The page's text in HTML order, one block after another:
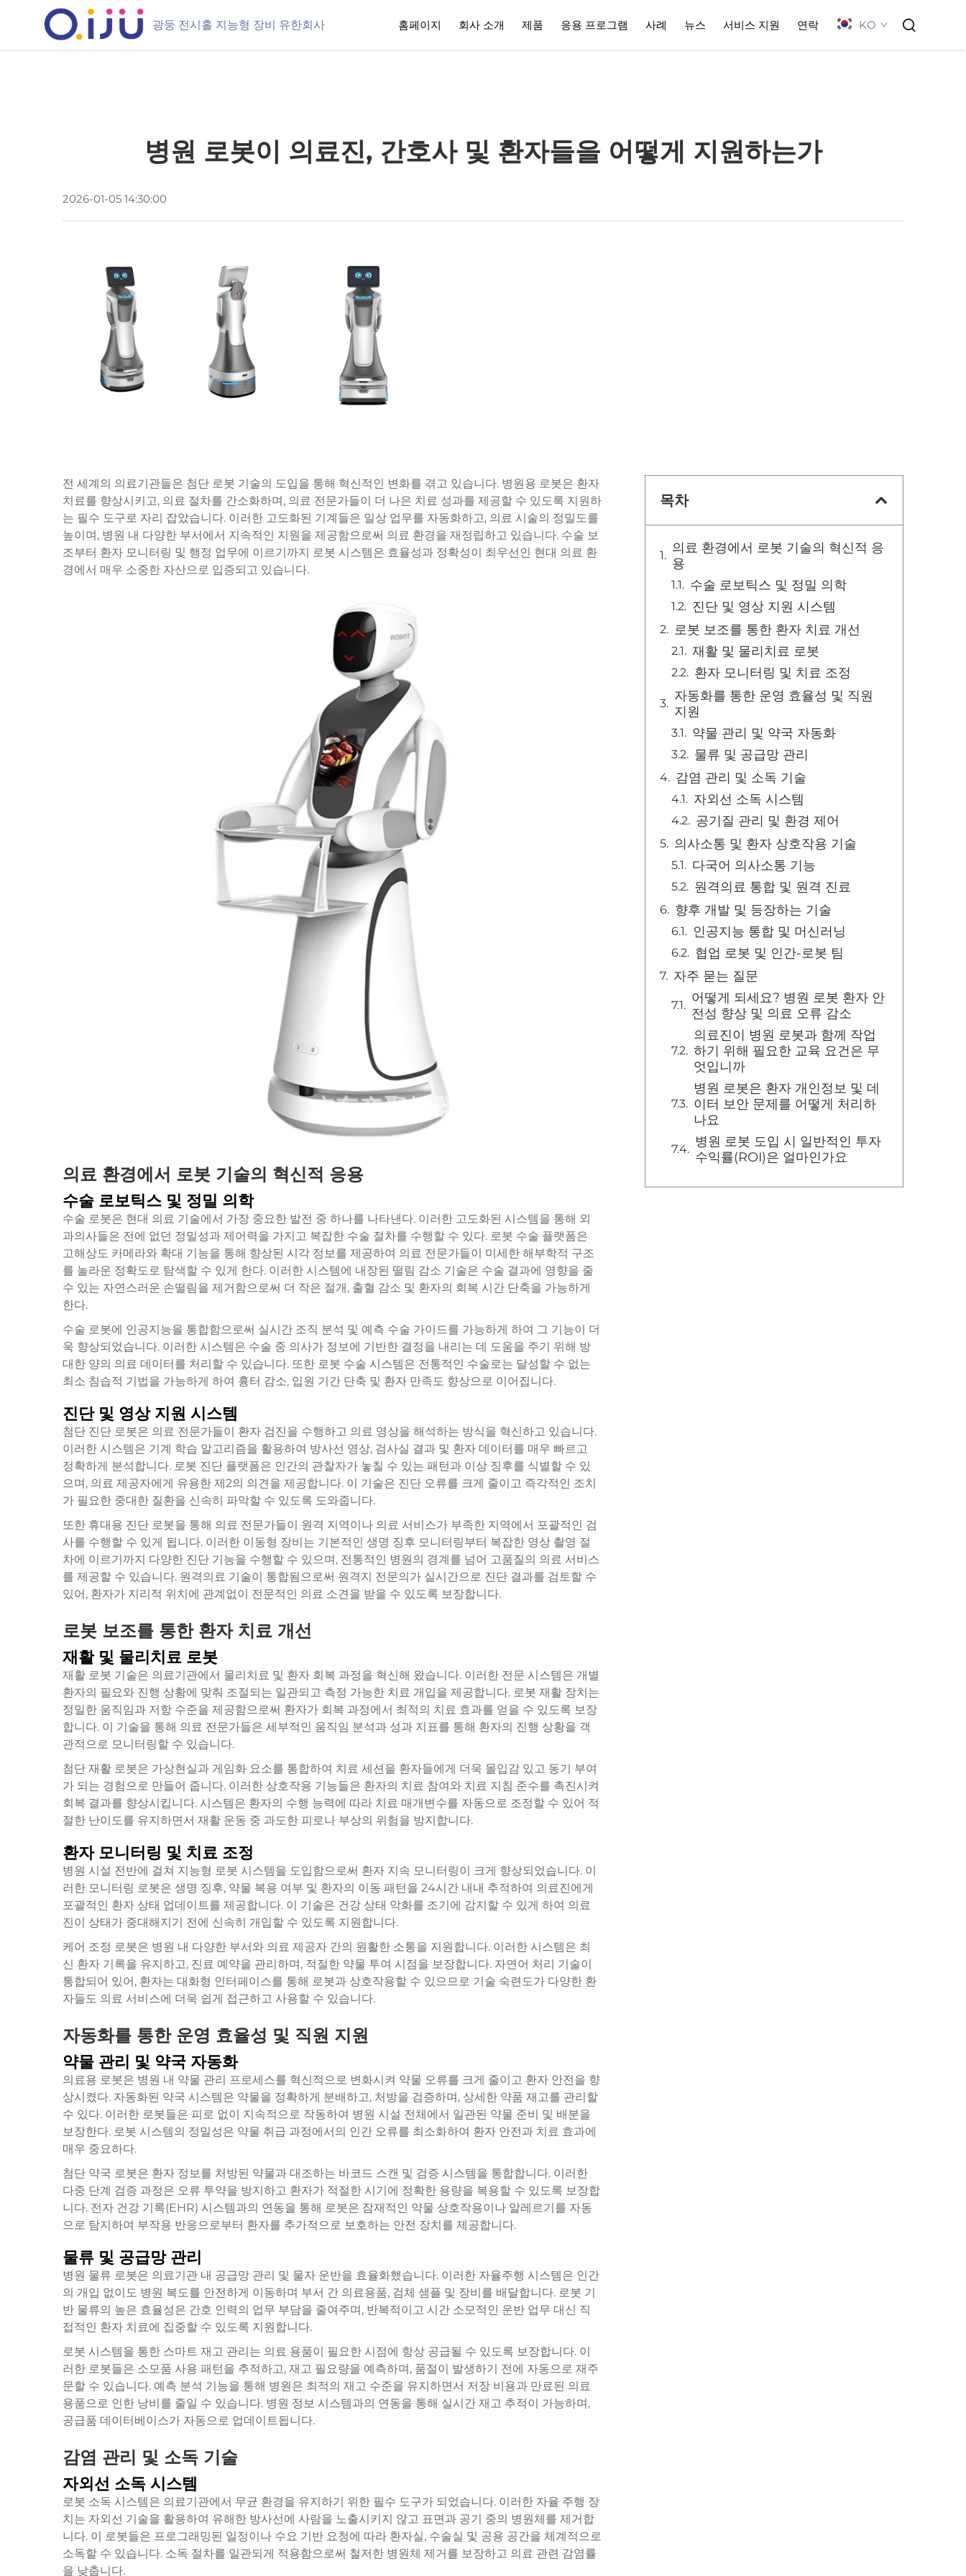
광둥 전시홀 지능형 장비 유한회사 홈페이지 회사 소개 제품 응용 프로그램 사례 뉴스 서비스 지원 연락 KO
병원 로봇이 의료진, 간호사 및 환자들을 어떻게 지원하는가
2026-01-05 14:30:00
전 세계의 의료기관들은 첨단 로봇 기술의 도입을 통해 혁신적인 변화를 겪고 있습니다. 병원용 로봇은 환자
치료를 향상시키고, 의료 절차를 간소화하며, 의료 전문가들이 더 나은 치료 성과를 제공할 수 있도록 지원하
는 필수 도구로 자리 잡았습니다. 이러한 고도화된 기계들은 일상 업무를 자동화하고, 의료 시술의 정밀도를
높이며, 병원 내 다양한 부서에서 지속적인 지원을 제공함으로써 의료 환경을 재정립하고 있습니다. 수술 보
조부터 환자 모니터링 및 행정 업무에 이르기까지 로봇 시스템은 효율성과 정확성이 최우선인 현대 의료 환
경에서 매우 소중한 자산으로 입증되고 있습니다.
의료 환경에서 로봇 기술의 혁신적 응용
수술 로보틱스 및 정밀 의학
수술 로봇은 현대 의료 기술에서 가장 중요한 발전 중 하나를 나타낸다. 이러한 고도화된 시스템을 통해 외
과의사들은 전에 없던 정밀성과 제어력을 가지고 복잡한 수술 절차를 수행할 수 있다. 로봇 수술 플랫폼은
고해상도 카메라와 확대 기능을 통해 향상된 시각 정보를 제공하여 의료 전문가들이 미세한 해부학적 구조
를 놀라운 정확도로 탐색할 수 있게 한다. 이러한 시스템에 내장된 떨림 감소 기술은 수술 결과에 영향을 줄
수 있는 자연스러운 손떨림을 제거함으로써 더 작은 절개, 출혈 감소 및 환자의 회복 시간 단축을 가능하게
한다.
수술 로봇에 인공지능을 통합함으로써 실시간 조직 분석 및 예측 수술 가이드를 가능하게 하여 그 기능이 더
욱 향상되었습니다. 이러한 시스템은 수술 중 의사가 정보에 기반한 결정을 내리는 데 도움을 주기 위해 방
대한 양의 의료 데이터를 처리할 수 있습니다. 또한 로봇 수술 시스템은 전통적인 수술로는 달성할 수 없는
최소 침습적 기법을 가능하게 하여 흉터 감소, 입원 기간 단축 및 환자 만족도 향상으로 이어집니다.
진단 및 영상 지원 시스템
첨단 진단 로봇은 의료 전문가들이 환자 검진을 수행하고 의료 영상을 해석하는 방식을 혁신하고 있습니다.
이러한 시스템은 기계 학습 알고리즘을 활용하여 방사선 영상, 검사실 결과 및 환자 데이터를 매우 빠르고
정확하게 분석합니다. 로봇 진단 플랫폼은 인간의 관찰자가 놓칠 수 있는 패턴과 이상 징후를 식별할 수 있
으며, 의료 제공자에게 유용한 제2의 의견을 제공합니다. 이 기술은 진단 오류를 크게 줄이고 즉각적인 조치
가 필요한 중대한 질환을 신속히 파악할 수 있도록 도와줍니다.
또한 휴대용 진단 로봇을 통해 의료 전문가들이 원격 지역이나 의료 서비스가 부족한 지역에서 포괄적인 검
사를 수행할 수 있게 됩니다. 이러한 이동형 장비는 기본적인 생명 징후 모니터링부터 복잡한 영상 촬영 절
차에 이르기까지 다양한 진단 기능을 수행할 수 있으며, 전통적인 병원의 경계를 넘어 고품질의 의료 서비스
를 제공할 수 있습니다. 원격의료 기술이 통합됨으로써 원격지 전문의가 실시간으로 진단 결과를 검토할 수
있어, 환자가 지리적 위치에 관계없이 전문적인 의료 소견을 받을 수 있도록 보장합니다.
로봇 보조를 통한 환자 치료 개선
재활 및 물리치료 로봇
재활 로봇 기술은 의료기관에서 물리치료 및 환자 회복 과정을 혁신해 왔습니다. 이러한 전문 시스템은 개별
환자의 필요와 진행 상황에 맞춰 조절되는 일관되고 측정 가능한 치료 개입을 제공합니다. 로봇 재활 장치는
정밀한 움직임과 저항 수준을 제공함으로써 환자가 회복 과정에서 최적의 치료 효과를 얻을 수 있도록 보장
합니다. 이 기술을 통해 의료 전문가들은 세부적인 움직임 분석과 성과 지표를 통해 환자의 진행 상황을 객
관적으로 모니터링할 수 있습니다.
첨단 재활 로봇은 가상현실과 게임화 요소를 통합하여 치료 세션을 환자들에게 더욱 몰입감 있고 동기 부여
가 되는 경험으로 만들어 줍니다. 이러한 상호작용 기능들은 환자의 치료 참여와 치료 지침 준수를 촉진시켜
회복 결과를 향상시킵니다. 시스템은 환자의 수행 능력에 따라 치료 매개변수를 자동으로 조정할 수 있어 적
절한 난이도를 유지하면서 재활 운동 중 과도한 피로나 부상의 위험을 방지합니다.
환자 모니터링 및 치료 조정
병원 시설 전반에 걸쳐 지능형 로봇 시스템을 도입함으로써 환자 지속 모니터링이 크게 향상되었습니다. 이
러한 모니터링 로봇은 생명 징후, 약물 복용 여부 및 환자의 이동 패턴을 24시간 내내 추적하여 의료진에게
포괄적인 환자 상태 업데이트를 제공합니다. 이 기술은 건강 상태 악화를 조기에 감지할 수 있게 하여 의료
진이 상태가 중대해지기 전에 신속히 개입할 수 있도록 지원합니다.
케어 조정 로봇은 병원 내 다양한 부서와 의료 제공자 간의 원활한 소통을 지원합니다. 이러한 시스템은 최
신 환자 기록을 유지하고, 진료 예약을 관리하며, 적절한 약물 투여 시점을 보장합니다. 자연어 처리 기술이
통합되어 있어, 환자는 대화형 인터페이스를 통해 로봇과 상호작용할 수 있으므로 기술 숙련도가 다양한 환
자들도 의료 서비스에 더욱 쉽게 접근하고 사용할 수 있습니다.
자동화를 통한 운영 효율성 및 직원 지원
약물 관리 및 약국 자동화
의료용 로봇은 병원 내 약물 관리 프로세스를 혁신적으로 변화시켜 약물 오류를 크게 줄이고 환자 안전을 향
상시켰다. 자동화된 약국 시스템은 약물을 정확하게 분배하고, 처방을 검증하며, 상세한 약품 재고를 관리할
수 있다. 이러한 로봇들은 피로 없이 지속적으로 작동하여 병원 시설 전체에서 일관된 약물 준비 및 배분을
보장한다. 로봇 시스템의 정밀성은 약물 취급 과정에서의 인간 오류를 최소화하여 환자 안전과 치료 효과에
매우 중요하다.
첨단 약국 로봇은 환자 정보를 처방된 약물과 대조하는 바코드 스캔 및 검증 시스템을 통합합니다. 이러한
다중 단계 검증 과정은 오류 투약을 방지하고 환자가 적절한 시기에 정확한 용량을 복용할 수 있도록 보장합
니다. 전자 건강 기록(EHR) 시스템과의 연동을 통해 로봇은 잠재적인 약물 상호작용이나 알레르기를 자동
으로 탐지하여 부작용 반응으로부터 환자를 추가적으로 보호하는 안전 장치를 제공합니다.
물류 및 공급망 관리
병원 물류 로봇은 의료기관 내 공급망 관리 및 물자 운반을 효율화했습니다. 이러한 자율주행 시스템은 인간
의 개입 없이도 병원 복도를 안전하게 이동하며 부서 간 의료용품, 검체 샘플 및 장비를 배달합니다. 로봇 기
반 물류의 높은 효율성은 간호 인력의 업무 부담을 줄여주며, 반복적이고 시간 소모적인 운반 업무 대신 직
접적인 환자 치료에 집중할 수 있도록 지원합니다.
로봇 시스템을 통한 스마트 재고 관리는 의료 용품이 필요한 시점에 항상 공급될 수 있도록 보장합니다. 이
러한 로봇들은 소모품 사용 패턴을 추적하고, 재고 필요량을 예측하며, 품절이 발생하기 전에 자동으로 재주
문할 수 있습니다. 예측 분석 기능을 통해 병원은 최적의 재고 수준을 유지하면서 저장 비용과 만료된 의료
용품으로 인한 낭비를 줄일 수 있습니다. 병원 정보 시스템과의 연동을 통해 실시간 재고 추적이 가능하며,
공급품 데이터베이스가 자동으로 업데이트됩니다.
감염 관리 및 소독 기술
자외선 소독 시스템
로봇 소독 시스템은 의료기관에서 무균 환경을 유지하기 위한 필수 도구가 되었습니다. 이러한 자율 주행 장
치는 자외선 기술을 활용하여 유해한 방사선에 사람을 노출시키지 않고 표면과 공기 중의 병원체를 제거합
니다. 이 로봇들은 프로그래밍된 일정이나 수요 기반 요청에 따라 환자실, 수술실 및 공용 공간을 체계적으로
소독할 수 있습니다. 소독 절차를 일관되게 적용함으로써 철저한 병원체 제거를 보장하고 의료 관련 감염률
을 낮춥니다.
목차
의료 환경에서 로봇 기술의 혁신적 응
용
수술 로보틱스 및 정밀 의학
진단 및 영상 지원 시스템
로봇 보조를 통한 환자 치료 개선
재활 및 물리치료 로봇
환자 모니터링 및 치료 조정
자동화를 통한 운영 효율성 및 직원
지원
약물 관리 및 약국 자동화
물류 및 공급망 관리
감염 관리 및 소독 기술
자외선 소독 시스템
공기질 관리 및 환경 제어
의사소통 및 환자 상호작용 기술
다국어 의사소통 기능
원격의료 통합 및 원격 진료
향후 개발 및 등장하는 기술
인공지능 통합 및 머신러닝
협업 로봇 및 인간-로봇 팀
자주 묻는 질문
어떻게 되세요? 병원 로봇 환자 안
전성 향상 및 의료 오류 감소
의료진이 병원 로봇과 함께 작업
하기 위해 필요한 교육 요건은 무
엇입니까
병원 로봇은 환자 개인정보 및 데
이터 보안 문제를 어떻게 처리하
나요
병원 로봇 도입 시 일반적인 투자
수익률(ROI)은 얼마인가요